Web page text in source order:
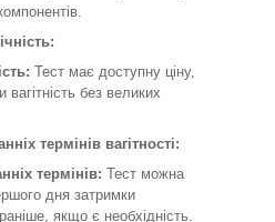
Тест має доступну ціну,
без великих
термінів вагітності:
термінів: Тест можна
дня затримки
якщо є необхідність.